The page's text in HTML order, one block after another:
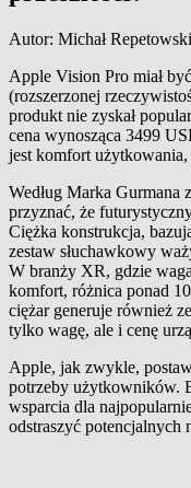
Autor: Michał Repetowski
Apple Vision Pro miał
(rozszerzonej
produkt nie zyskał
cena wynosząca 3499
jest komfort
Według Marka Gurmana
przyznać, że
Ciężka konstrukcja,
zestaw słuchawkowy
W branży XR, gdzie
komfort, różnica ponad
ciężar generuje również
tylko wagę, ale i cenę
Apple, jak zwykle,
potrzeby użytkowników.
wsparcia dla
odstraszyć potencjalnych